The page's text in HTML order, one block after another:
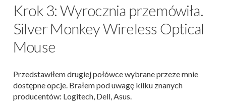
Krok 3: Wyrocznia przemówiła.
Silver Monkey Wireless Optical
Mouse
Przedstawiłem drugiej połówce wybrane przeze mnie
dostępne opcje. Brałem pod uwagę kilku znanych
producentów: Logitech, Dell, Asus.